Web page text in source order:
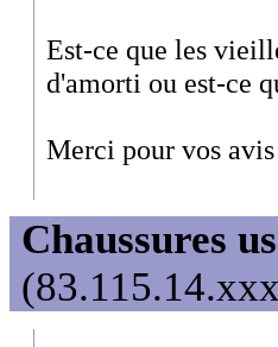
Est-ce que les
d'amorti ou est-ce
Merci pour vos
Chaussures